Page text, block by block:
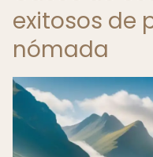
exitosos de
nómada